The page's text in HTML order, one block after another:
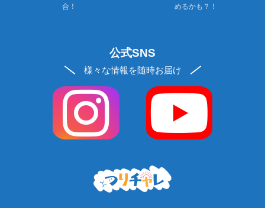
合！
めるかも？！
公式SNS
様々な情報を随時お届け